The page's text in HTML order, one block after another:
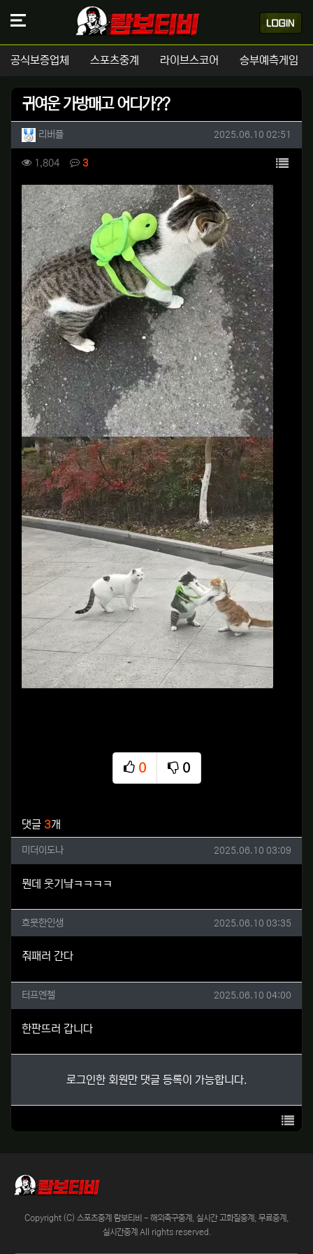
공식보증업체 스포츠중계 라이브스코어 승부예측게임
귀여운 가방매고 어디가??
작성자 정보
리버플작성 작성일
2025.06.10 02:51
컨텐츠 정보
1,804조회 3댓글 목록
본문
0
추천
0
비추천
댓글 3개
미더이도나님의 댓글
미더이도나 작성일
2025.06.10 03:09
뭔데 웃기냨ㅋㅋㅋㅋ
흐뭇한인생님의 댓글
흐뭇한인생 작성일
2025.06.10 03:35
줘패러 간다
터프엔젤님의 댓글
터프엔젤 작성일
2025.06.10 04:00
한판뜨러 갑니다
로그인한 회원만 댓글 등록이 가능합니다.
목록
Copyright (C) 스포츠중계 람보티비 - 해외축구중계, 실시간 고화질중계, 무료중계,
실시간중계 All rights reserved.